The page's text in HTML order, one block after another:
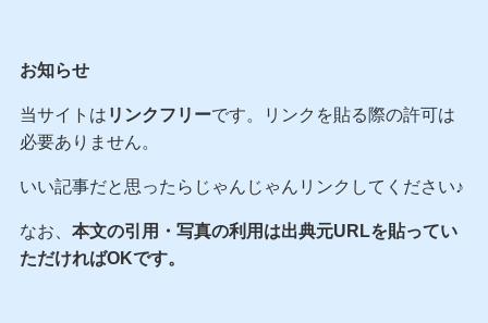
お知らせ
当サイトは リンクフリーです。リンクを貼る際の許可は
必要ありません。
いい記事だと思ったらじゃんじゃんリンクしてください♪
なお、 本文の引用・写真の利用は出典元URLを貼ってい
ただければOKです。